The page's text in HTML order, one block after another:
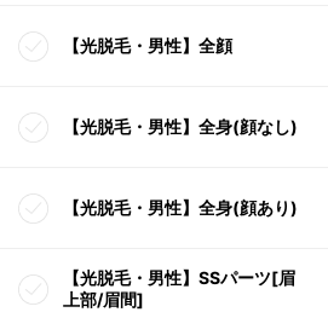
【光脱毛・男性】全顔
【光脱毛・男性】全身(顔なし)
【光脱毛・男性】全身(顔あり)
【光脱毛・男性】SSパーツ[眉
上部/眉間]